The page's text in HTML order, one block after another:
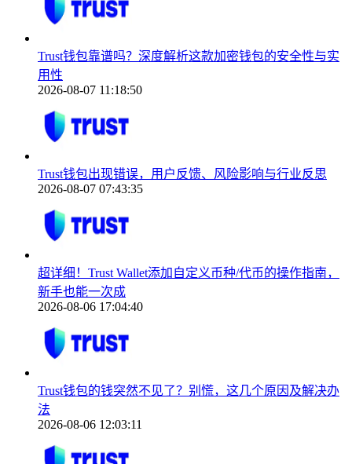
Trust钱包靠谱吗？深度解析这款加密钱包的安全性与实
用性
2026-08-07 11:18:50
Trust钱包出现错误，用户反馈、风险影响与行业反思
2026-08-07 07:43:35
超详细！Trust Wallet添加自定义币种/代币的操作指南，
新手也能一次成
2026-08-06 17:04:40
Trust钱包的钱突然不见了？别慌，这几个原因及解决办
法
2026-08-06 12:03:11